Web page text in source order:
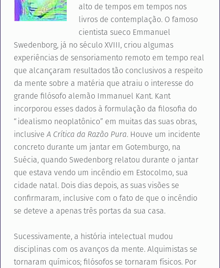
alto de tempos em tempos nos
livros de contemplação. O famoso
cientista sueco Emmanuel
Swedenborg, já no século XVIII, criou algumas
experiências de sensoriamento remoto em tempo real
que alcançaram resultados tão conclusivos a respeito
da mente sobre a matéria que atraiu o interesse do
grande filósofo alemão Immanuel Kant. Kant
incorporou esses dados à formulação da filosofia do
“idealismo neoplatônico” em muitas das suas obras,
inclusive A Crítica da Razão Pura. Houve um incidente
concreto durante um jantar em Gotemburgo, na
Suécia, quando Swedenborg relatou durante o jantar
que estava vendo um incêndio em Estocolmo, sua
cidade natal. Dois dias depois, as suas visões se
confirmaram, inclusive com o fato de que o incêndio
se deteve a apenas três portas da sua casa.
Sucessivamente, a história intelectual mudou
disciplinas com os avanços da mente. Alquimistas se
tornaram químicos; filósofos se tornaram físicos. Por